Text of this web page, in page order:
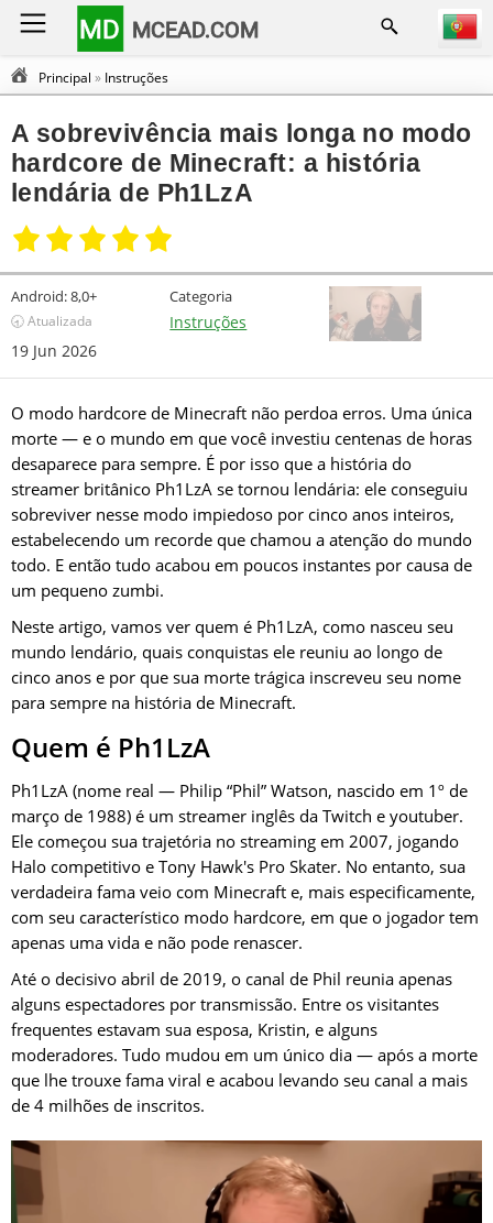
MD MCEAD.COM
Principal » Instruções
A sobrevivência mais longa no modo
hardcore de Minecraft: a história
lendária de Ph1LzA
Android:8,0+
🕣 Atualizada
19 Jun 2026
Categoria
Instruções
O modo hardcore de Minecraft não perdoa erros. Uma única
morte — e o mundo em que você investiu centenas de horas
desaparece para sempre. É por isso que a história do
streamer britânico Ph1LzA se tornou lendária: ele conseguiu
sobreviver nesse modo impiedoso por cinco anos inteiros,
estabelecendo um recorde que chamou a atenção do mundo
todo. E então tudo acabou em poucos instantes por causa de
um pequeno zumbi.
Neste artigo, vamos ver quem é Ph1LzA, como nasceu seu
mundo lendário, quais conquistas ele reuniu ao longo de
cinco anos e por que sua morte trágica inscreveu seu nome
para sempre na história de Minecraft.
Quem é Ph1LzA
Ph1LzA (nome real — Philip “Phil” Watson, nascido em 1º de
março de 1988) é um streamer inglês da Twitch e youtuber.
Ele começou sua trajetória no streaming em 2007, jogando
Halo competitivo e Tony Hawk's Pro Skater. No entanto, sua
verdadeira fama veio com Minecraft e, mais especificamente,
com seu característico modo hardcore, em que o jogador tem
apenas uma vida e não pode renascer.
Até o decisivo abril de 2019, o canal de Phil reunia apenas
alguns espectadores por transmissão. Entre os visitantes
frequentes estavam sua esposa, Kristin, e alguns
moderadores. Tudo mudou em um único dia — após a morte
que lhe trouxe fama viral e acabou levando seu canal a mais
de 4 milhões de inscritos.